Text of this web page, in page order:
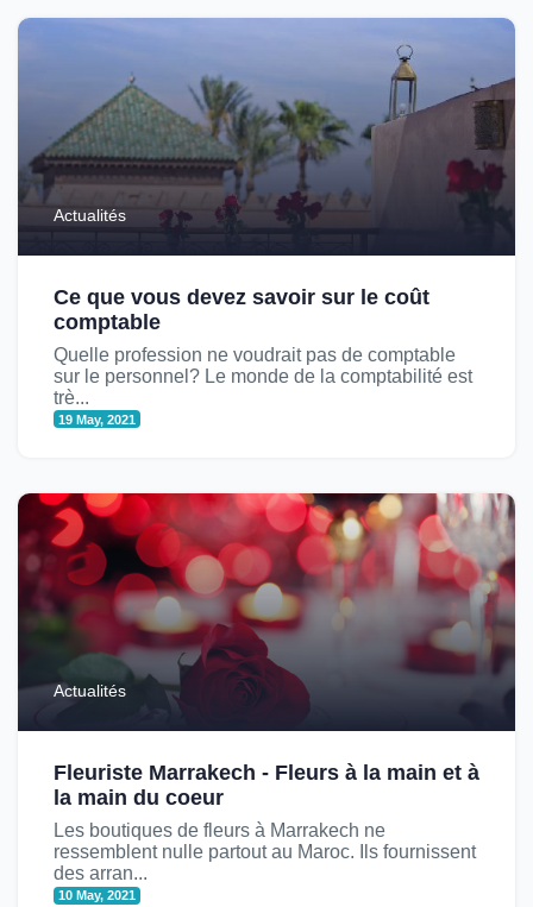
Actualités
Ce que vous devez savoir sur le coût
comptable
Quelle profession ne voudrait pas de comptable
sur le personnel? Le monde de la comptabilité est
trè...
19 May, 2021
Actualités
Fleuriste Marrakech - Fleurs à la main et à
la main du coeur
Les boutiques de fleurs à Marrakech ne
ressemblent nulle partout au Maroc. Ils fournissent
des arran...
10 May, 2021